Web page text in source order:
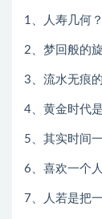
1、人寿几何
2、梦回般的
3、流水无痕
4、黄金时代
5、其实时间
6、喜欢一个
7、人若是把